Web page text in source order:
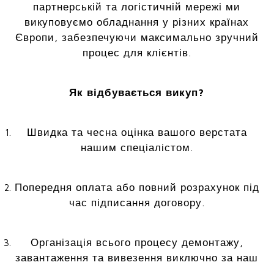
партнерській та логістичній мережі ми
викуповуємо обладнання у різних країнах
Європи, забезпечуючи максимально зручний
процес для клієнтів.
Як відбувається викуп?
Швидка та чесна оцінка вашого верстата
нашим спеціалістом.
Попередня оплата або повний розрахунок під
час підписання договору.
Організація всього процесу демонтажу,
завантаження та вивезення виключно за наш